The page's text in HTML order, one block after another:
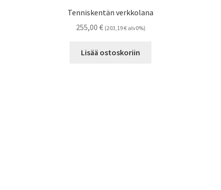
Tenniskentän verkkolana
255,00 € (203,19€alv0%)
Lisää ostoskoriin